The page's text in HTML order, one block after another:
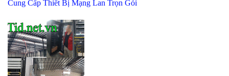
Cung Cấp Thiết Bị Mạng Lan Trọn Gói